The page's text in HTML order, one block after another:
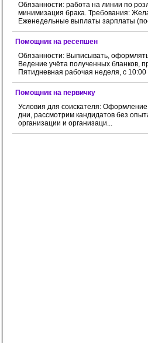
Обязанности: работа на линии по
минимизация брака. Требования:
Еженедельные выплаты зарплаты
Помощник на ресепшен
Обязанности: Выписывать,
Ведение учёта полученных бланков,
Пятидневная рабочая неделя, с 10:00
Помощник на первичку
Условия для соискателя: Оформление
дни, рассмотрим кандидатов без
организации и организаци...